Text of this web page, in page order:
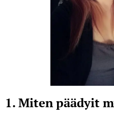
1. Miten päädyit